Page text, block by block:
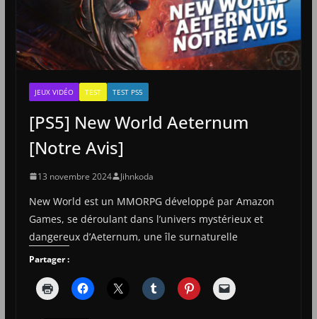
JEUX VIDÉO TEST TEST PS5
[PS5] New World Aeternum
[Notre Avis]
13 novembre 2024 Jihnkoda
New World est un MMORPG développé par Amazon
Games, se déroulant dans l’univers mystérieux et
dangereux d’Aeternum, une île surnaturelle
Partager :